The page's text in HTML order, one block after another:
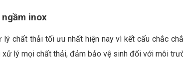
ngầm inox
lý chất thải tối ưu nhất hiện nay vì kết cấu chắc
lý mọi chất thải, đảm bảo vệ sinh đối với môi